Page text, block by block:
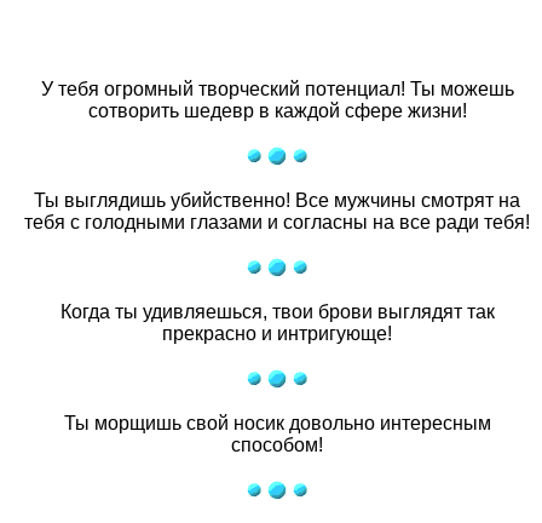
У тебя огромный творческий потенциал! Ты можешь
сотворить шедевр в каждой сфере жизни!
Ты выглядишь убийственно! Все мужчины смотрят на
тебя с голодными глазами и согласны на все ради тебя!
Когда ты удивляешься, твои брови выглядят так
прекрасно и интригующе!
Ты морщишь свой носик довольно интересным
способом!